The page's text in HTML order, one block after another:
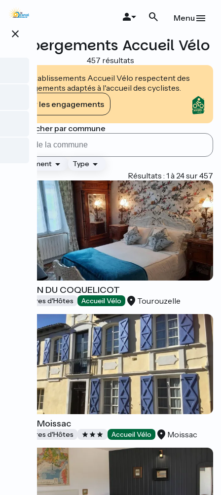
Aller
principal
close
Menu
Hébergements Accueil Vélo
457 résultats
Les établissements Accueil Vélo respectent des
engagements adaptés à l'accueil des cyclistes.
Voir les engagements
Rechercher par commune
Classement Type
Résultats : 1 à 24 sur 457
MAISON DU COQUELICOT
Chambres d'Hôtes Accueil Vélo Tourouzelle
Ultreïa Moissac
Chambres d'Hôtes Accueil Vélo Moissac